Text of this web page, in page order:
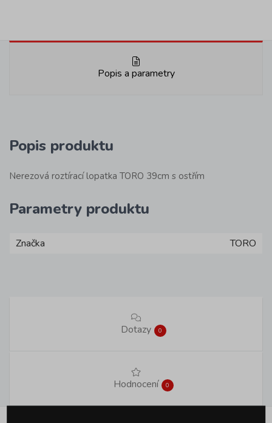
Popis a parametry
Popis produktu
Nerezová roztírací lopatka TORO 39cm s ostřím
Parametry produktu
Značka TORO
Dotazy 0
Hodnocení 0